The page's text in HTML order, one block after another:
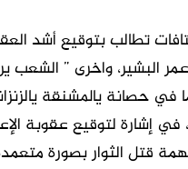
تطالب بتوقيع أشد
البشير، واخرى ”
في حصانة يالمشنقة
بس 130″، في إشارة لتوقيع
قتل الثوار بصورة